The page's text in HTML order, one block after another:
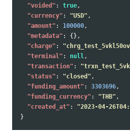
"voided" : true,
"currency" : "USD" ,
"amount" : 100000,
"metadata" :
{},
"charge" :
"terminal" : null,
"transaction" :
"status" : "closed" ,
"funding_amount" : 3303696,
"funding_currency" : "THB" ,
"created_at" :
"2023-04-
}